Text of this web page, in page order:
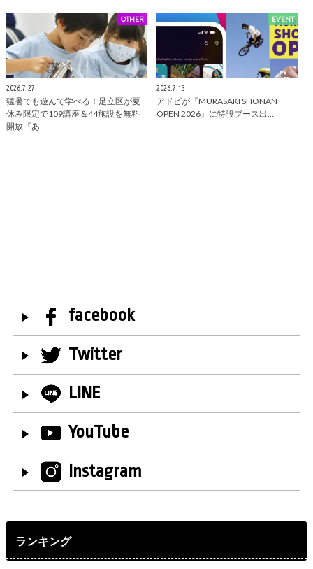
OTHER
2026.7.27
猛暑でも遊んで学べる！足立区が夏
休み限定で109講座＆44施設を無料
開放『あ…
EVENT
2026.7.13
アドビが『MURASAKI SHONAN
OPEN 2026』に特設ブース出…
facebook
Twitter
LINE
YouTube
Instagram
ランキング